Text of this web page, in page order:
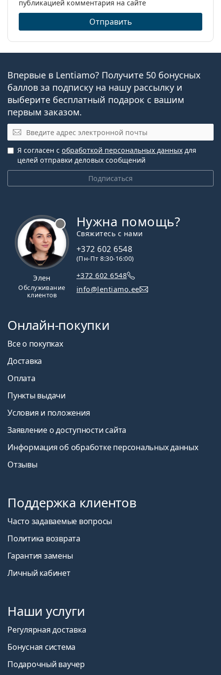
публикацией комментария на сайте
Отправить
Впервые в Lentiamo? Получите 50 бонусных
баллов за подписку на нашу рассылку и
выберите бесплатный подарок с вашим
первым заказом.
Электронная почта
Подписаться
Я согласен с обработкой персональных данных для
целей отправки деловых сообщений
Элен
Обслуживание
клиентов
Нужна помощь?
Свяжитесь с нами
+372 602 6548
(Пн-Пт 8:30-16:00)
+372 602 6548
info@lentiamo.ee
Онлайн-покупки
Все о покупках
Доставка
Оплата
Пункты выдачи
Условия и положения
Заявление о доступности сайта
Информация об обработке персональных данных
Отзывы
Поддержка клиентов
Часто задаваемые вопросы
Политика возврата
Гарантия замены
Личный кабинет
Наши услуги
Регулярная доставка
Бонусная система
Подарочный ваучер